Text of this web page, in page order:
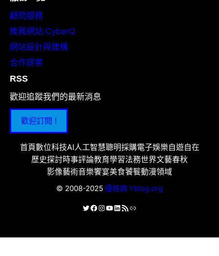
顧問服務
推薦網站:CyberQ
網站設計與建構
合作提案
RSS
歡迎追蹤我們的最新消息
歡迎訂閱 !
首頁數位科技AI人工智慧聰明採購電子娛樂自遊自在
歷史探討時事評論教育學習法務世界文藝春秋
影像藝術音樂饗宴美食饕餮動漫領域
© 2008-2025 優格網 Yblog.org
X Facebook
Instagram
YouTube
LinkedIn
RSS 資訊提供連結